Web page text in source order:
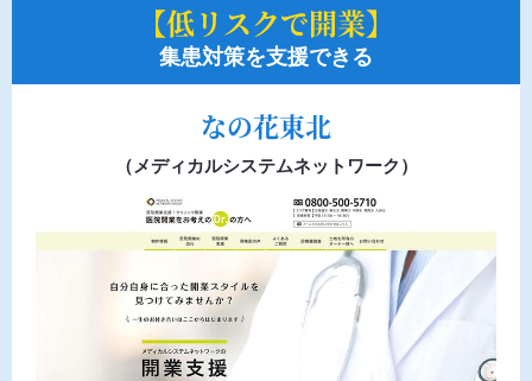
【低リスクで開業】
集患対策を支援できる
なの花東北
（メディカルシステムネットワーク）